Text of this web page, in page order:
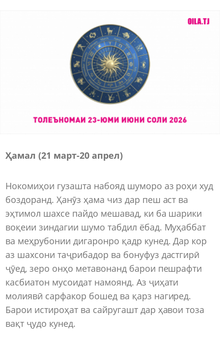
Ҳамал (21 март-20 апрел)
Нокомиҳои гузашта набояд шуморо аз роҳи худ
боздоранд. Ҳанӯз ҳама чиз дар пеш аст ва
эҳтимол шахсе пайдо мешавад, ки ба шарики
воқеии зиндагии шумо табдил ёбад. Муҳаббат
ва меҳрубонии дигаронро қадр кунед. Дар кор
аз шахсони таҷрибадор ва бонуфуз дастгирӣ
ҷӯед, зеро онҳо метавонанд барои пешрафти
касбиатон мусоидат намоянд. Аз ҷиҳати
молиявӣ сарфакор бошед ва қарз нагиред.
Барои истироҳат ва сайругашт дар ҳавои тоза
вақт ҷудо кунед.